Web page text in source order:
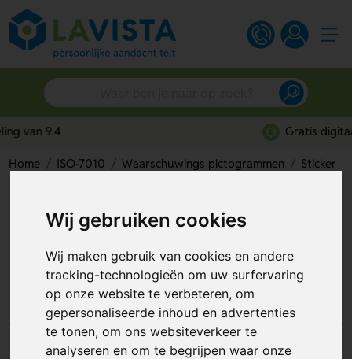
Wij gebruiken cookies
Wij maken gebruik van cookies en andere
tracking-technologieën om uw surfervaring
op onze website te verbeteren, om
gepersonaliseerde inhoud en advertenties
te tonen, om ons websiteverkeer te
analyseren en om te begrijpen waar onze
Home ISO-7010 Waarschuwings pictogrammen
Sticker
Warning; Flammable Material
(Sticker)
Artikelnummer: 112106